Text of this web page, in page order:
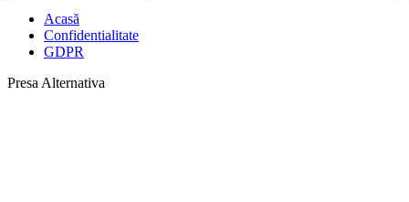
Acasă
Confidentialitate
GDPR
Presa Alternativa